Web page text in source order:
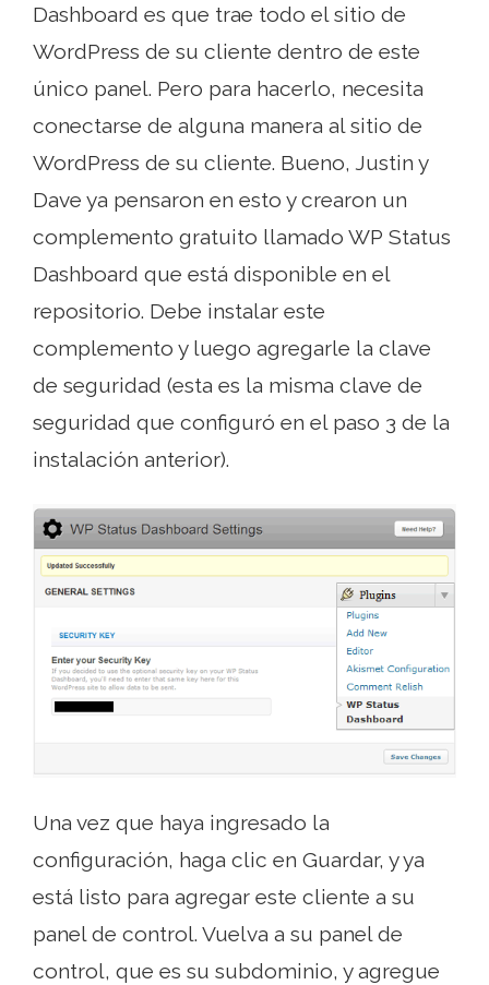
Dashboard es que trae todo el sitio de
WordPress de su cliente dentro de este
único panel. Pero para hacerlo, necesita
conectarse de alguna manera al sitio de
WordPress de su cliente. Bueno, Justin y
Dave ya pensaron en esto y crearon un
complemento gratuito llamado WP Status
Dashboard que está disponible en el
repositorio. Debe instalar este
complemento y luego agregarle la clave
de seguridad (esta es la misma clave de
seguridad que configuró en el paso 3 de la
instalación anterior).
Una vez que haya ingresado la
configuración, haga clic en Guardar, y ya
está listo para agregar este cliente a su
panel de control. Vuelva a su panel de
control, que es su subdominio, y agregue